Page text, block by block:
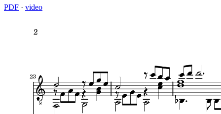
PDF · video